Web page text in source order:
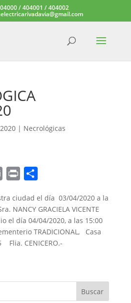
/ 404001 / 404002
| Necrológicas
a
i
l
i
n
t
m
p
a
r
r
ciudad el día 03/04/2020 a la
NANCY GRACIELA VICENTE
el día 04/04/2020, a las 15:00
TRADICIONAL, Casa
Flia. CENICERO.-
Buscar